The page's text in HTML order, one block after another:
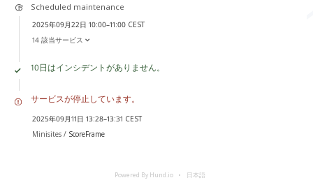
Scheduled maintenance
2025年09月22日 10:00–11:00 CEST
14 該当サービス
10日はインシデントがありません。
サービスが停止しています。
2025年09月11日 13:28–13:31 CEST
Minisites / ScoreFrame
Powered By Hund.io 日本語